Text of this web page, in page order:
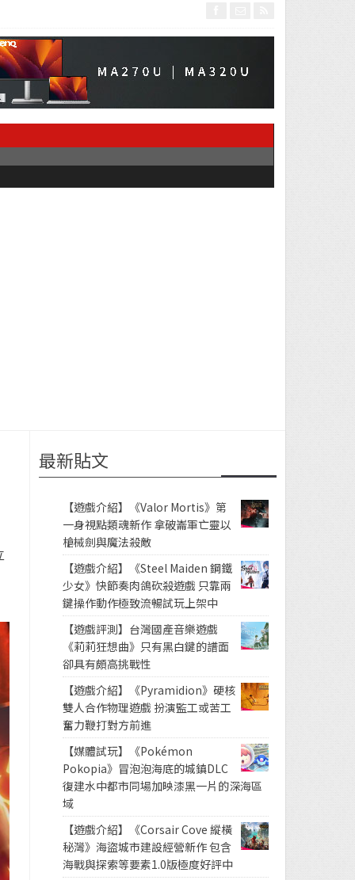
最新貼文
【遊戲介紹】《Valor Mortis》第
一身視點類魂新作 拿破崙軍亡靈以
槍械劍與魔法殺敵
【遊戲介紹】《Steel Maiden 鋼鐵
少女》快節奏肉鴿砍殺遊戲 只靠兩
鍵操作動作極致流暢試玩上架中
【遊戲評測】台灣國產音樂遊戲
《莉莉狂想曲》只有黑白鍵的譜面
卻具有頗高挑戰性
【遊戲介紹】《Pyramidion》硬核
雙人合作物理遊戲 扮演監工或苦工
奮力鞭打對方前進
【媒體試玩】《Pokémon
Pokopia》冒泡泡海底的城鎮DLC
復建水中都市同場加映漆黑一片的深海區
域
【遊戲介紹】《Corsair Cove 縱橫
秘灣》海盜城市建設經營新作 包含
海戰與探索等要素1.0版極度好評中